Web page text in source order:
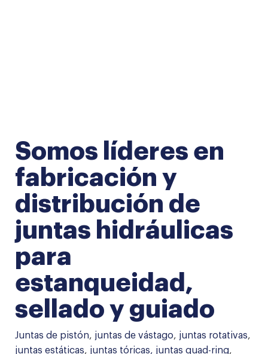
estanqueidad al
servicio de la
industria
Líderes en fabricación y distribución de
juntas hidráulicas
para estanqueidad, sellado y guiado
Somos líderes en
fabricación y
distribución de
juntas hidráulicas
para
estanqueidad,
sellado y guiado
Juntas de pistón, juntas de vástago, juntas rotativas,
juntas estáticas, juntas tóricas, juntas quad-ring,